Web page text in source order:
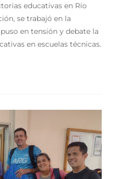
educativas en Río
se trabajó en la
en tensión y debate la
en escuelas técnicas.